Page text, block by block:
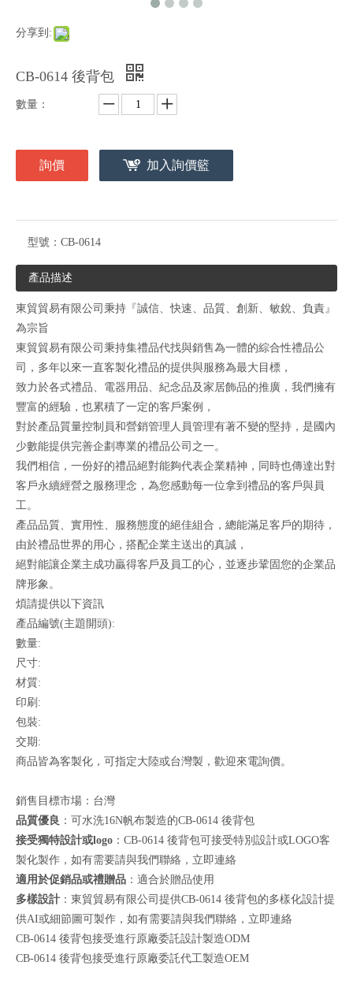
分享到:
CB-0614 後背包
數量：
詢價 加入詢價籃
型號： CB-0614
產品描述
東貿貿易有限公司秉持『誠信、快速、品質、創新、敏銳、負責』
為宗旨
東貿貿易有限公司秉持集禮品代找與銷售為一體的綜合性禮品公
司，多年以來一直客製化禮品的提供與服務為最大目標，
致力於各式禮品、電器用品、紀念品及家居飾品的推廣，我們擁有
豐富的經驗，也累積了一定的客戶案例，
對於產品質量控制員和營銷管理人員管理有著不變的堅持，是國內
少數能提供完善企劃專業的禮品公司之一。
我們相信，一份好的禮品絕對能夠代表企業精神，同時也傳達出對
客戶永續經營之服務理念，為您感動每一位拿到禮品的客戶與員
工。
產品品質、實用性、服務態度的絕佳組合，總能滿足客戶的期待，
由於禮品世界的用心，搭配企業主送出的真誠，
絕對能讓企業主成功贏得客戶及員工的心，並逐步鞏固您的企業品
牌形象。
煩請提供以下資訊
產品編號(主題開頭):
數量:
尺寸:
材質:
印刷:
包裝:
交期:
商品皆為客製化，可指定大陸或台灣製，歡迎來電詢價。
銷售目標市場：台灣
品質優良 ：可水洗16N帆布製造的CB-0614 後背包
接受獨特設計或logo ：CB-0614 後背包可接受特別設計或LOGO客
製化製作，如有需要請與我們聯絡， 立即連絡
適用於促銷品或禮贈品 ：適合於贈品使用
多樣設計 ：東貿貿易有限公司提供CB-0614 後背包的多樣化設計提
供AI或細節圖可製作，如有需要請與我們聯絡， 立即連絡
CB-0614 後背包接受進行原廠委託設計製造ODM
CB-0614 後背包接受進行原廠委託代工製造OEM